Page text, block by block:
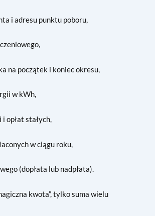
i adresu punktu poboru,
na początek i koniec okresu,
w kWh,
opłat stałych,
w ciągu roku,
(dopłata lub nadpłata).
kwota”, tylko suma wielu